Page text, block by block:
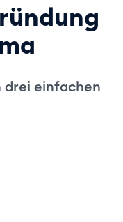
drei einfachen